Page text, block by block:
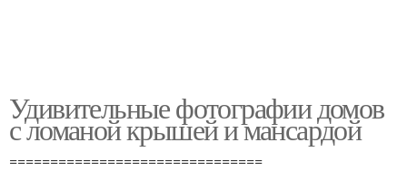
Удивительные фотографии домов
с ломаной крышей и мансардой
===============================